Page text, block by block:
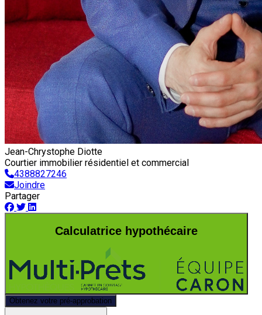
Jean-Chrystophe Diotte
Courtier immobilier résidentiel et commercial
4388827246
Joindre
Partager
Calculatrice hypothécaire
Obtenez votre pré-approbation